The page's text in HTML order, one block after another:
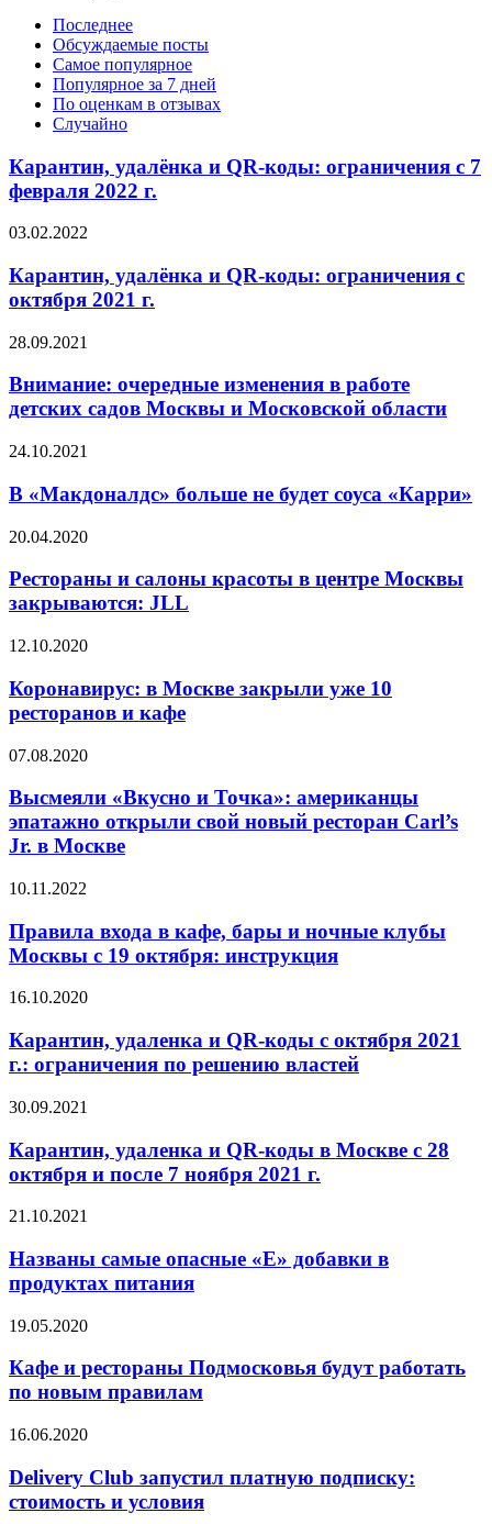
Последнее
Обсуждаемые посты
Самое популярное
Популярное за 7 дней
По оценкам в отзывах
Случайно
Карантин, удалёнка и QR-коды: ограничения с 7
февраля 2022 г.
03.02.2022
Карантин, удалёнка и QR-коды: ограничения с
октября 2021 г.
28.09.2021
Внимание: очередные изменения в работе
детских садов Москвы и Московской области
24.10.2021
В «Макдоналдс» больше не будет соуса «Карри»
20.04.2020
Рестораны и салоны красоты в центре Москвы
закрываются: JLL
12.10.2020
Коронавирус: в Москве закрыли уже 10
ресторанов и кафе
07.08.2020
Высмеяли «Вкусно и Точка»: американцы
эпатажно открыли свой новый ресторан Carl’s
Jr. в Москве
10.11.2022
Правила входа в кафе, бары и ночные клубы
Москвы с 19 октября: инструкция
16.10.2020
Карантин, удаленка и QR-коды с октября 2021
г.: ограничения по решению властей
30.09.2021
Карантин, удаленка и QR-коды в Москве с 28
октября и после 7 ноября 2021 г.
21.10.2021
Названы самые опасные «Е» добавки в
продуктах питания
19.05.2020
Кафе и рестораны Подмосковья будут работать
по новым правилам
16.06.2020
Delivery Club запустил платную подписку:
стоимость и условия